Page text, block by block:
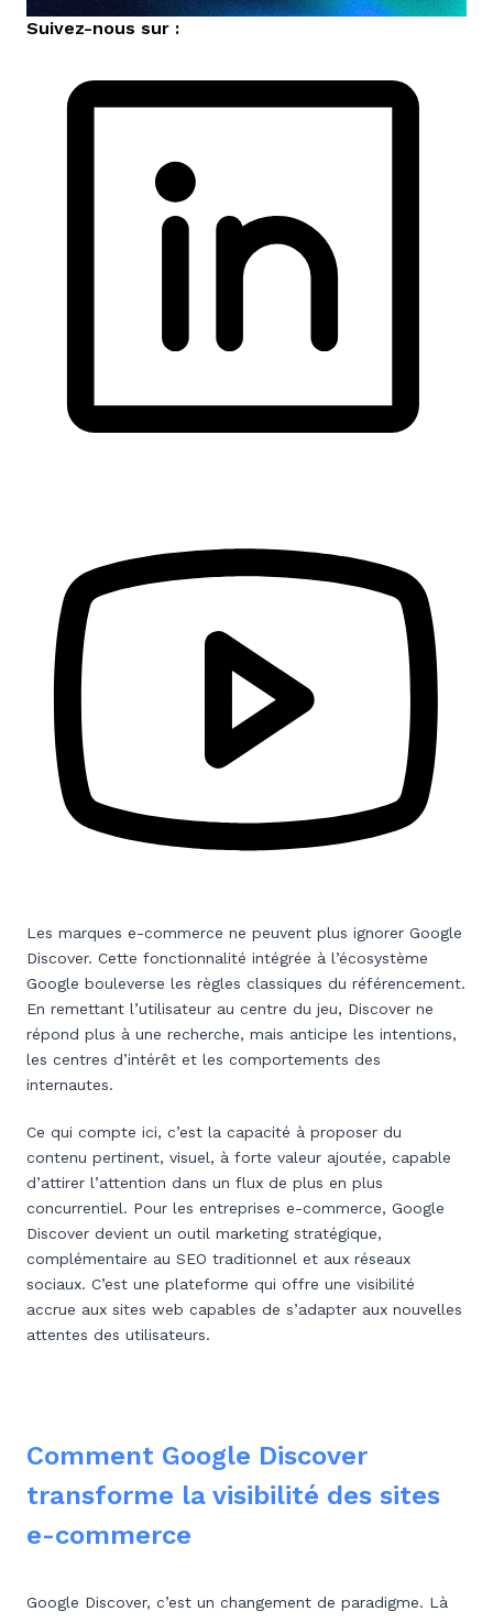
Suivez-nous sur :
Les marques e-commerce ne peuvent plus ignorer Google
Discover. Cette fonctionnalité intégrée à l’écosystème
Google bouleverse les règles classiques du référencement.
En remettant l’utilisateur au centre du jeu, Discover ne
répond plus à une recherche, mais anticipe les intentions,
les centres d’intérêt et les comportements des
internautes.
Ce qui compte ici, c’est la capacité à proposer du
contenu pertinent, visuel, à forte valeur ajoutée, capable
d’attirer l’attention dans un flux de plus en plus
concurrentiel. Pour les entreprises e-commerce, Google
Discover devient un outil marketing stratégique,
complémentaire au SEO traditionnel et aux réseaux
sociaux. C’est une plateforme qui offre une visibilité
accrue aux sites web capables de s’adapter aux nouvelles
attentes des utilisateurs.
Comment Google Discover
transforme la visibilité des sites
e-commerce
Google Discover, c’est un changement de paradigme. Là